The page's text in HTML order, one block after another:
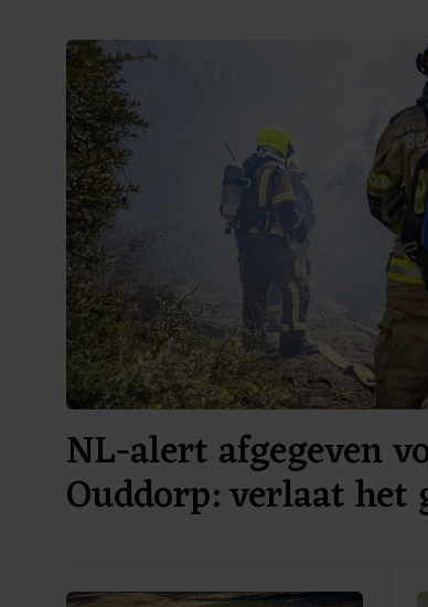
NL-alert afgegeven
Ouddorp: verlaat het